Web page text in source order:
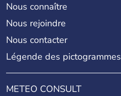
Nous connaître
Nous rejoindre
Nous contacter
Légende des pictogrammes
METEO CONSULT